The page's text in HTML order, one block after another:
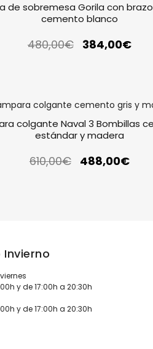
de sobremesa Gorila con
cemento blanco
480,00€ 384,00€
colgante Naval 3 Bombillas
estándar y madera
610,00€ 488,00€
Invierno
y de 17:00h a 20:30h
y de 17:00h a 20:30h